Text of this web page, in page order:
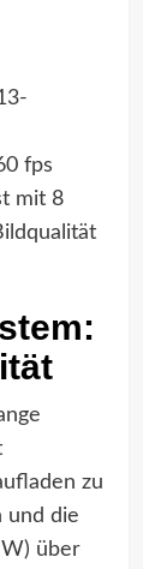
fps
mit 8
zu
und die
über